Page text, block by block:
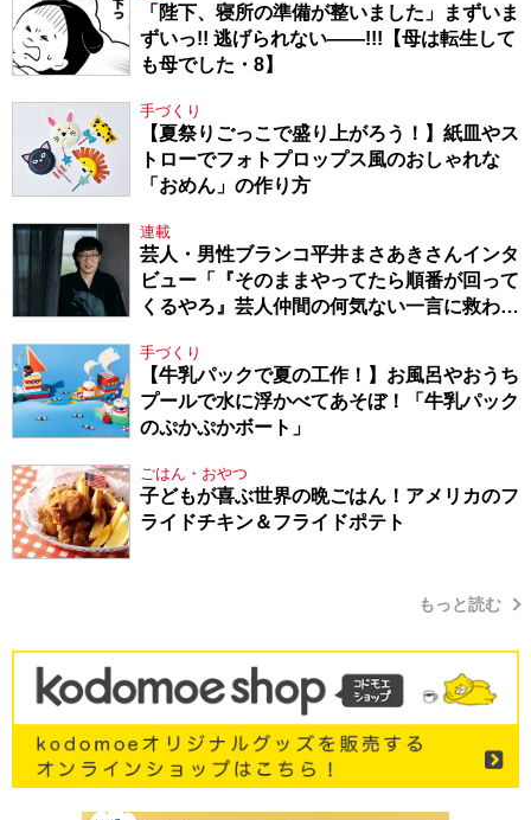
「陛下、寝所の準備が整いました」まずいま
ずいっ!! 逃げられない――!!!【母は転生して
も母でした・8】
手づくり
【夏祭りごっこで盛り上がろう！】紙皿やス
トローでフォトプロップス風のおしゃれな
「おめん」の作り方
連載
芸人・男性ブランコ平井まさあきさんインタ
ビュー「『そのままやってたら順番が回って
くるやろ』芸人仲間の何気ない一言に救われ
手づくり
【牛乳パックで夏の工作！】お風呂やおうち
プールで水に浮かべてあそぼ！「牛乳パック
のぷかぷかボート」
ごはん・おやつ
子どもが喜ぶ世界の晩ごはん！アメリカのフ
ライドチキン＆フライドポテト
もっと読む